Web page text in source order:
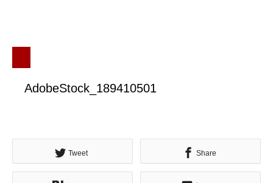
AdobeStock_189410501
Tweet Share